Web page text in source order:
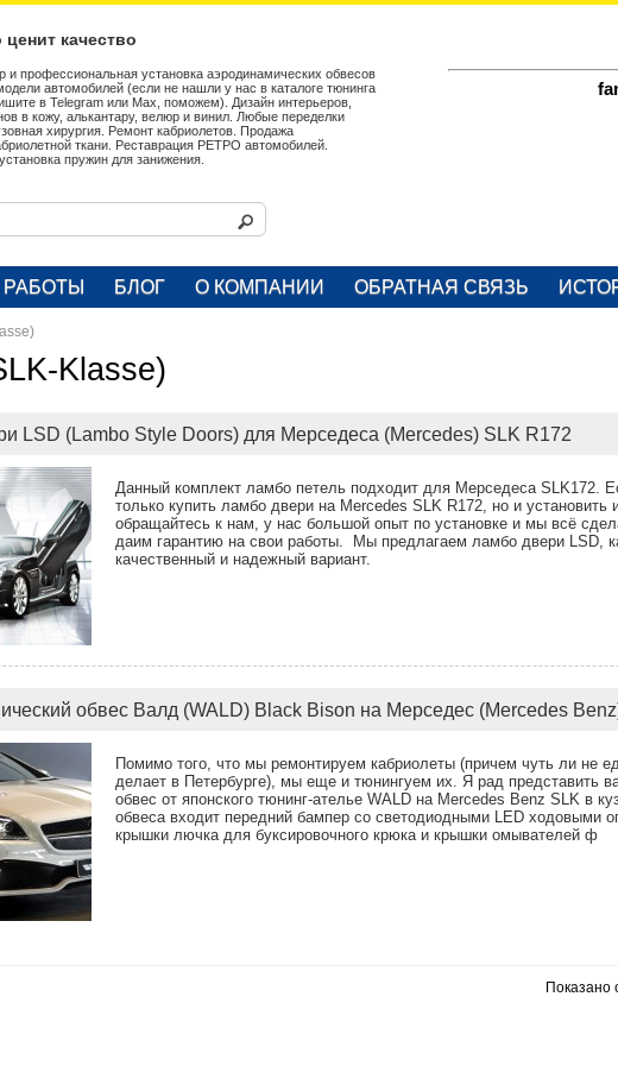
ценит качество
профессиональная установка аэродинамических обвесов
автомобилей (если не нашли у нас в каталоге тюнинга
в Telegram или Max, поможем). Дизайн интерьеров,
в кожу, алькантару, велюр и винил. Любые переделки
хирургия. Ремонт кабриолетов. Продажа
ткани. Реставрация РЕТРО автомобилей.
пружин для занижения.
БЛОГ О КОМПАНИИ ОБРАТНАЯ СВЯЗЬ
Klasse)
LSD (Lambo Style Doors) для Мерседеса (Mercedes) SLK R172
Данный комплект ламбо петель подходит для Мерседеса SLK172.
только купить ламбо двери на Mercedes SLK R172, но и установить
обращайтесь к нам, у нас большой опыт по установке и мы всё
даим гарантию на свои работы. Мы предлагаем ламбо двери LSD,
качественный и надежный вариант.
обвес Валд (WALD) Black Bison на Мерседес (Mercedes
Помимо того, что мы ремонтируем кабриолеты (причем чуть ли не
делает в Петербурге), мы еще и тюнингуем их. Я рад представить
обвес от японского тюнинг-ателье WALD на Mercedes Benz SLK в
обвеса входит передний бампер со светодиодными LED ходовыми
крышки лючка для буксировочного крюка и крышки омывателей ф
Показано